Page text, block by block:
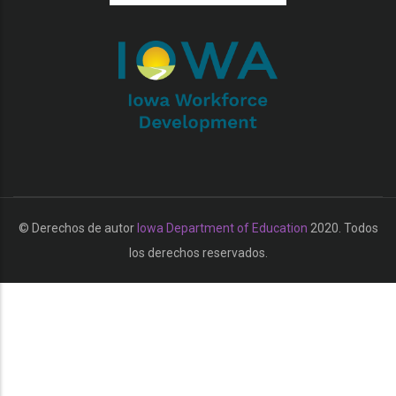
© Derechos de autor Iowa Department of Education 2020. Todos
los derechos reservados.